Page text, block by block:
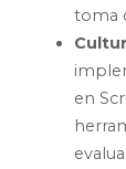
toma
en